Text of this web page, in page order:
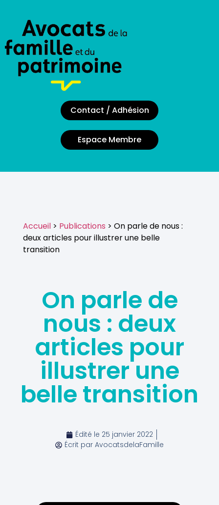
Contact / Adhésion
Espace Membre
Accueil> Publications > On parle de nous :
deux articles pour illustrer une belle
transition
On parle de
nous : deux
articles pour
illustrer une
belle transition
Édité le 25 janvier 2022
Écrit par AvocatsdelaFamille